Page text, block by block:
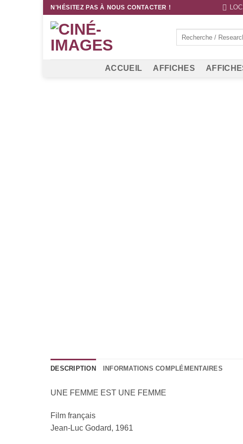
Passer
contenu
N'HÉSITEZ PAS À NOUS CONTACTER !
ACCUEIL AFFICHES
DESCRIPTION INFORMATIONS COMPLÉMENTAIRES
UNE FEMME EST UNE FEMME
Film français
Jean-Luc Godard, 1961